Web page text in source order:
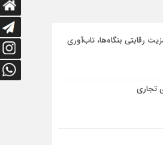
رقابتی بنگاه‌ها، تاب‌آوری
تجاری